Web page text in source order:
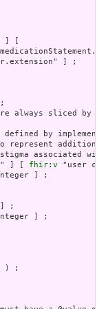
stigma associated
] [ fhir:v
) ;